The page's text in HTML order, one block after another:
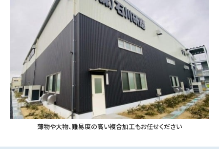
薄物や大物、難易度の高い複合加工もお任せください